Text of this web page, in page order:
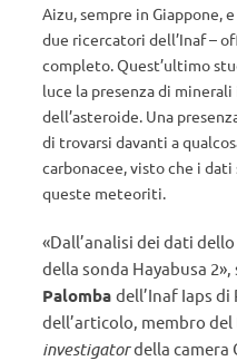
Aizu, sempre in Giappone,
due ricercatori dell’Inaf –
completo. Quest’ultimo
luce la presenza di
dell’asteroide. Una
di trovarsi davanti a
carbonacee, visto che i
queste meteoriti.
«Dall’analisi dei dati
della sonda Hayabusa
Palomba dell’Inaf Iaps
dell’articolo, membro del
investigatordella camera